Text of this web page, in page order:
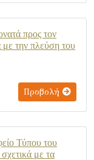
προς τον
με την πλεύση του
Προβολή
Τύπου του
με τα